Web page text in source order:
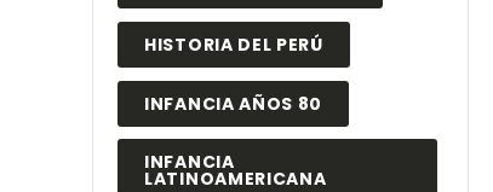
HISTORIA DEL PERÚ
INFANCIA AÑOS 80
INFANCIA
LATINOAMERICANA